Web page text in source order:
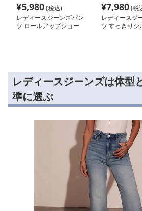
¥5,980(税込)
レディースジーンズパン
ツ ロールアップショー
¥7,980(税
レディースジ
ツ すっきりシ
レディースジーンズは体型
準に選ぶ